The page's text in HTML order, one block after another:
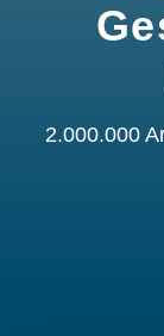
2.000.000